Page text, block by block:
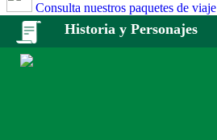
Consulta nuestros paquetes de viaje
Historia y Personajes